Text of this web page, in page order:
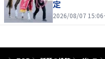
定
2026/08/07 15:06